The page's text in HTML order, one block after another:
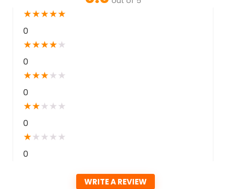
★★★★★
0
★★★★★
0
★★★★ ★
0
★★★ ★ ★
0
★★ ★ ★ ★
0
WRITE A REVIEW